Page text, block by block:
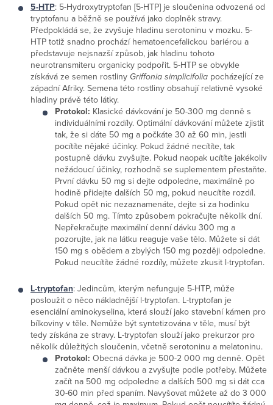
5-HTP: 5-Hydroxytryptofan [5-HTP] je sloučenina odvozená od
tryptofanu a běžně se používá jako doplněk stravy.
Předpokládá se, že zvyšuje hladinu serotoninu v mozku. 5-
HTP totiž snadno prochází hematoencefalickou bariérou a
představuje nejsnazší způsob, jak hladinu tohoto
neurotransmiteru organicky podpořit. 5-HTP se obvykle
získává ze semen rostliny Griffonia simplicifolia pocházející ze
západní Afriky. Semena této rostliny obsahují relativně vysoké
hladiny právě této látky.
Protokol: Klasické dávkování je 50-300 mg denně s
individuálními rozdíly. Optimální dávkování můžete zjistit
tak, že si dáte 50 mg a počkáte 30 až 60 min, jestli
pocítíte nějaké účinky. Pokud žádné necítíte, tak
postupně dávku zvyšujte. Pokud naopak ucítíte jakékoliv
nežádoucí účinky, rozhodně se suplementem přestaňte.
První dávku 50 mg si dejte odpoledne, maximálně po
hodině přidejte dalších 50 mg, pokud neucítíte rozdíl.
Pokud opět nic nezaznamenáte, dejte si za hodinku
dalších 50 mg. Tímto způsobem pokračujte několik dní.
Nepřekračujte maximální denní dávku 300 mg a
pozorujte, jak na látku reaguje vaše tělo. Můžete si dát
150 mg s obědem a zbylých 150 mg později odpoledne.
Pokud neucítíte žádné rozdíly, můžete zkusit l-tryptofan.
L-tryptofan: Jedincům, kterým nefunguje 5-HTP, může
posloužit o něco nákladnější l-tryptofan. L-tryptofan je
esenciální aminokyselina, která slouží jako stavební kámen pro
bílkoviny v těle. Nemůže být syntetizována v těle, musí být
tedy získána ze stravy. L-tryptofan slouží jako prekurzor pro
několik důležitých sloučenin, včetně serotoninu a melatoninu.
Protokol: Obecná dávka je 500-2 000 mg denně. Opět
začněte menší dávkou a zvyšujte podle potřeby. Můžete
začít na 500 mg odpoledne a dalších 500 mg si dát cca
30-60 min před spaním. Navyšovat můžete až do 3 000